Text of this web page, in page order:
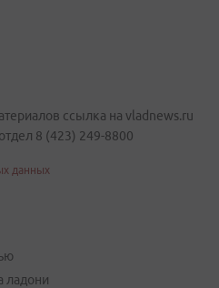
ссылка на vladnews.ru
8 (423) 249-8800
данных
ладони